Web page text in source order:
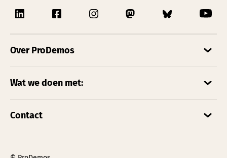
Over ProDemos
Wat we doen met:
Contact